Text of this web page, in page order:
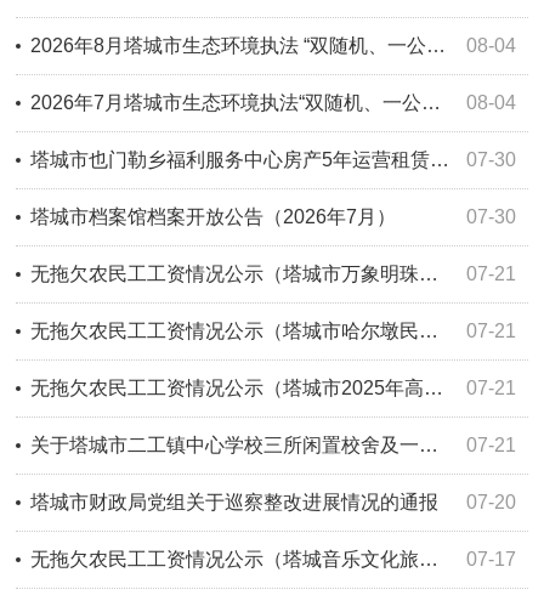
08-04
2026年8月塔城市生态环境执法 “双随机、一公开”监管工作方案
08-04
2026年7月塔城市生态环境执法“双随机、一公开”监管工作信息公开
07-30
塔城市也门勒乡福利服务中心房产5年运营租赁权拍卖公告
07-30
塔城市档案馆档案开放公告（2026年7月）
07-21
无拖欠农民工工资情况公示（塔城市万象明珠小区五期建设项目）
07-21
无拖欠农民工工资情况公示（塔城市哈尔墩民族团结示范区旅游产业园建设项目）
07-21
无拖欠农民工工资情况公示（塔城市2025年高标准农田建设项目）
07-21
关于塔城市二工镇中心学校三所闲置校舍及一块学生实践用地对外出租事项公示
07-20
塔城市财政局党组关于巡察整改进展情况的通报
07-17
无拖欠农民工工资情况公示（塔城音乐文化旅游综合体项目第一标段项目）